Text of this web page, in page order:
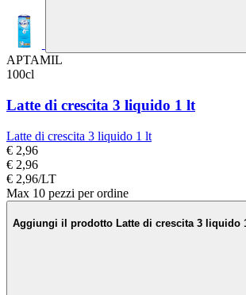
APTAMIL
100cl
Latte di crescita 3 liquido 1 lt
Latte di crescita 3 liquido 1 lt
€ 2,96
€ 2,96
€ 2,96/LT
Max 10 pezzi per ordine
Aggiungi il prodotto Latte di crescita 3 liquido